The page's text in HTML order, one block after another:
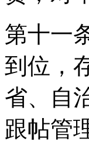
第十一
到位，
省、自
跟帖管